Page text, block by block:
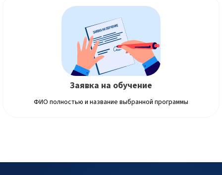
Заявка на обучение
ФИО полностью и название выбранной программы